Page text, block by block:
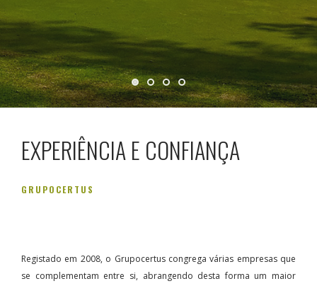
EXPERIÊNCIA E CONFIANÇA
GRUPOCERTUS
Registado em 2008, o Grupocertus congrega várias empresas que
se complementam entre si, abrangendo desta forma um maior